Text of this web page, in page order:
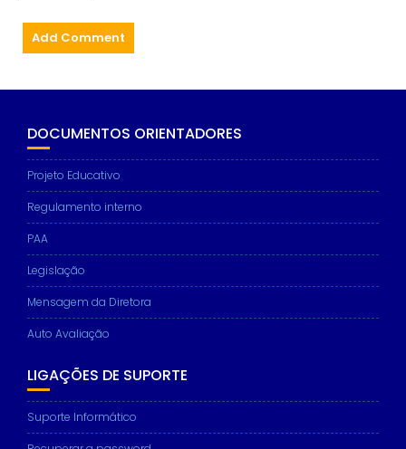
DOCUMENTOS ORIENTADORES
Projeto Educativo
Regulamento interno
PAA
Legislação
Mensagem da Diretora
Auto Avaliação
LIGAÇÕES DE SUPORTE
Suporte Informático